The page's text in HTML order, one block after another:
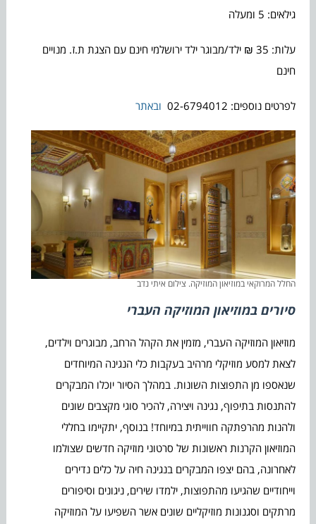
גילאים: 5 ומעלה
עלות: 35 ₪ ילד/מבוגר ילד ירושלמי חינם עם הצגת ת.ז. מנויים
חינם
לפרטים נוספים: 02-6794012 ובאתר
החלל המרוקאי במוזיאון המוזיקה. צילום איתי נדב
סיורים במוזיאון המוזיקה העברי
מוזיאון המוזיקה העברי, מזמין את הקהל הרחב, מבוגרים וילדים,
לצאת למסע מוזיקלי מרהיב בעקבות כלי הנגינה המיוחדים
שנאספו מן התפוצות השונות. במהלך הסיור יוכלו המבקרים
להתנסות בתיפוף, נגינה ויצירה, להכיר סוגי מקצבים שונים
ולהנות מהרפתקה חווייתית במיוחד! בנוסף, יתקיימו בחללי
המוזיאון הקרנות ראשונות של סרטוני מוזיקה חדשים שצולמו
לאחרונה, בהם יצפו המבקרים בנגינה חיה על כלים נדירים
וייחודיים שהגיעו מהתפוצות, ילמדו שירים, ניגונים וסיפורים
מרתקים וסגנונות מוזיקליים שונים אשר השפיעו על המוזיקה